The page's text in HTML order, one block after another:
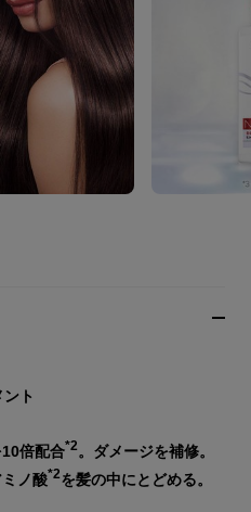
ト
10倍配合*2。ダメージを補修。
ノ酸*2を髪の中にとどめる。